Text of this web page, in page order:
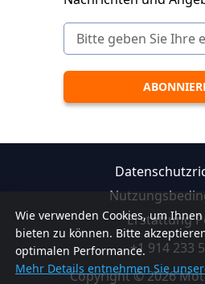
Wie verwenden Cookies, um
bieten zu können. Bitte
optimalen Performance.
Mehr Details entnehmen Sie
Erstattung
+1 914 233
Copyright © 2026